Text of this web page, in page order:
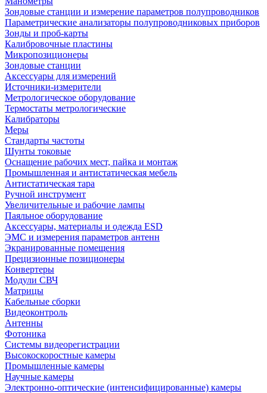
Зондовые станции и измерение параметров полупроводников
Параметрические анализаторы полупроводниковых приборов
Зонды и проб-карты
Калибровочные пластины
Микропозиционеры
Зондовые станции
Аксессуары для измерений
Источники-измерители
Метрологическое оборудование
Термостаты метрологические
Калибраторы
Меры
Стандарты частоты
Шунты токовые
Оснащение рабочих мест, пайка и монтаж
Промышленная и антистатическая мебель
Антистатическая тара
Ручной инструмент
Увеличительные и рабочие лампы
Паяльное оборудование
Аксессуары, материалы и одежда ESD
ЭМС и измерения параметров антенн
Экранированные помещения
Прецизионные позиционеры
Конвертеры
Модули СВЧ
Матрицы
Кабельные сборки
Видеоконтроль
Антенны
Фотоника
Cистемы видеорегистрации
Высокоскоростные камеры
Промышленные камеры
Научные камеры
Электронно-оптические (интенсифицированные) камеры